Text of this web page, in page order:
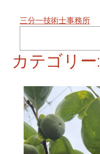
三分一技術士事務所
検
カテゴリー: